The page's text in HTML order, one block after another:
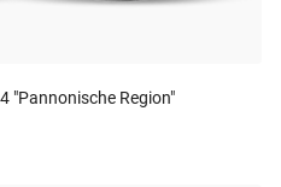
"Pannonische Region"